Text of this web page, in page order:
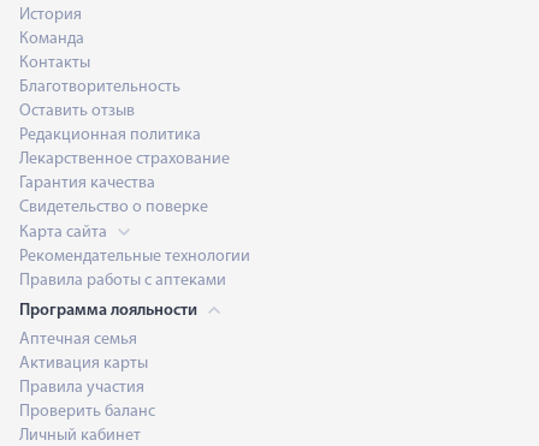
История
Команда
Контакты
Благотворительность
Оставить отзыв
Редакционная политика
Лекарственное страхование
Гарантия качества
Свидетельство о поверке
Карта сайта
Рекомендательные технологии
Правила работы с аптеками
Программа лояльности
Аптечная семья
Активация карты
Правила участия
Проверить баланс
Личный кабинет